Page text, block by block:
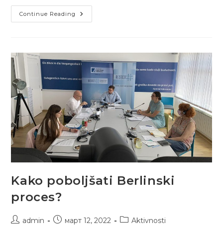
Continue Reading Zelena
Politika
Balkana
Kako poboljšati Berlinski
proces?
Postadmin
Postмарт 12, 2022
PostAktivnosti